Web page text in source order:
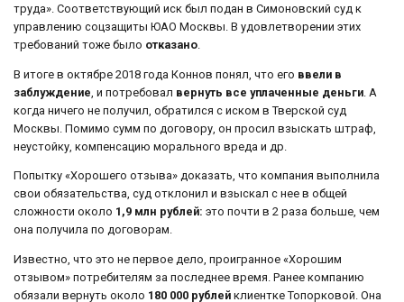
труда». Соответствующий иск был подан в Симоновский суд к
управлению соцзащиты ЮAО Москвы. В удовлетворении этих
требований тоже было отказано
В итоге в октябре 2018 года Коннов понял, что его ввели в
заблуждение , и потребовал вернуть все уплаченные деньги . А
когда ничего не получил, обратился с иском в Тверской суд
Москвы. Помимо сумм по договору, он просил взыскать штраф,
неустойку, компенсацию морального вреда и др.
Попытку «Хорошего отзыва» доказать, что компания выполнила
свои обязательства, суд отклонил и взыскал с нее в общей
сложности около 1,9 млн рублей: это почти в 2 раза больше, чем
она получила по договорам.
Известно, что это не первое дело, проигранное «Хорошим
отзывом» потребителям за последнее время. Ранее компанию
обязали вернуть около 180 000 рублей клиентке Топорковой. Она